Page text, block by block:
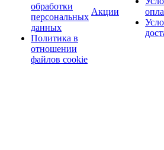
обработки
персональных
данных
Политика в
отношении
файлов cookie
Акции